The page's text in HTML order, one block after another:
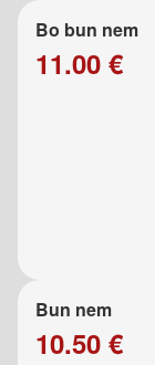
Bo bun nem
11.00 €
Bun nem
10.50 €